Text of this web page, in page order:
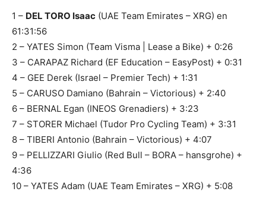
1 – DEL TORO Isaac (UAE Team Emirates – XRG) en
61:31:56
2 – YATES Simon (Team Visma | Lease a Bike) + 0:26
3 – CARAPAZ Richard (EF Education – EasyPost) + 0:31
4 – GEE Derek (Israel – Premier Tech) + 1:31
5 – CARUSO Damiano (Bahrain – Victorious) + 2:40
6 – BERNAL Egan (INEOS Grenadiers) + 3:23
7 – STORER Michael (Tudor Pro Cycling Team) + 3:31
8 – TIBERI Antonio (Bahrain – Victorious) + 4:07
9 – PELLIZZARI Giulio (Red Bull – BORA – hansgrohe) +
4:36
10 – YATES Adam (UAE Team Emirates – XRG) + 5:08